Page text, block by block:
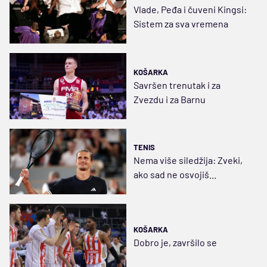
Vlade, Peđa i čuveni Kingsi:
Sistem za sva vremena
KOŠARKA
Savršen trenutak i za
Zvezdu i za Barnu
TENIS
Nema više siledžija: Zveki,
ako sad ne osvojiš...
KOŠARKA
Dobro je, završilo se